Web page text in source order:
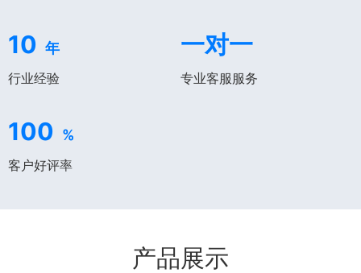
10 年
行业经验
一对一
专业客服服务
100 %
客户好评率
产品展示